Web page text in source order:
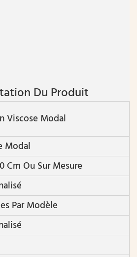
Du Produit
Viscose Modal
Modal
Cm Ou Sur Mesure
Par Modèle